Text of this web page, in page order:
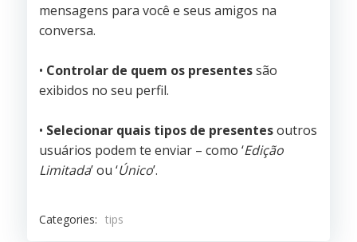
mensagens para você e seus amigos na
conversa.
• Controlar de quem os presentessão
exibidos no seu perfil.
• Selecionar quais tipos de presentesoutros
usuários podem te enviar – como ‘Edição
Limitada’ ou ‘Único’.
Categories: tips